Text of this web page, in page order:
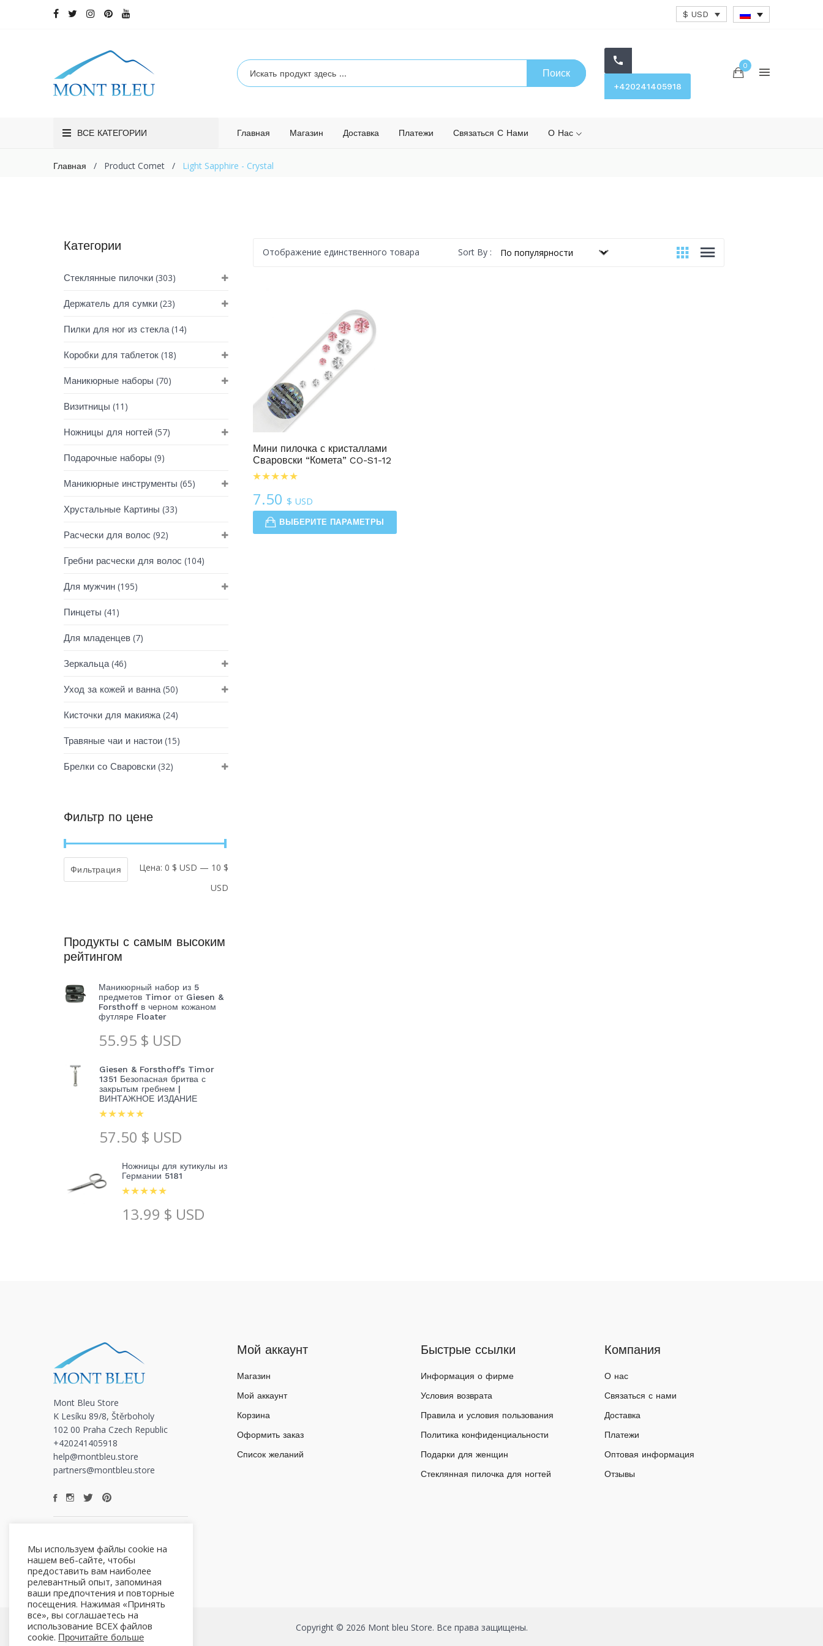
$ USD
Поиск
+420241405918
0
ВСЕ КАТЕГОРИИ Главная Магазин Доставка Платежи Связаться С Нами О Нас
Главная / Product Comet / Light Sapphire - Crystal
Категории
Стеклянные пилочки (303)
Держатель для сумки (23)
Пилки для ног из стекла (14)
Коробки для таблеток (18)
Маникюрные наборы (70)
Визитницы (11)
Ножницы для ногтей (57)
Подарочные наборы (9)
Маникюрные инструменты (65)
Хрустальные Картины (33)
Расчески для волос (92)
Гребни расчески для волос (104)
Для мужчин (195)
Пинцеты (41)
Для младенцев (7)
Зеркальца (46)
Уход за кожей и ванна (50)
Кисточки для макияжа (24)
Травяные чаи и настои (15)
Брелки со Сваровски (32)
Фильтр по цене
Фильтрация Цена: 0 $ USD — 10 $
USD
Продукты с самым высоким
рейтингом
Маникюрный набор из 5
предметов Timor от Giesen &
Forsthoff в черном кожаном
футляре Floater
55.95 $ USD
Giesen & Forsthoff's Timor
1351 Безопасная бритва с
закрытым гребнем |
ВИНТАЖНОЕ ИЗДАНИЕ
57.50 $ USD
Ножницы для кутикулы из
Германии 5181
13.99 $ USD
Отображение единственного товара Sort By :
Мини пилочка с кристаллами
Сваровски “Комета” CO-S1-12
7.50 $ USD
ВЫБЕРИТЕ ПАРАМЕТРЫ
Mont Bleu Store
K Lesíku 89/8, Štěrboholy
102 00 Praha Czech Republic
+420241405918
help@montbleu.store
partners@montbleu.store
Мой аккаунт
Магазин
Мой аккаунт
Корзина
Оформить заказ
Список желаний
Быстрые ссылки
Информация о фирме
Условия возврата
Правила и условия пользования
Политика конфиденциальности
Подарки для женщин
Стеклянная пилочка для ногтей
Компания
О нас
Связаться с нами
Доставка
Платежи
Оптовая информация
Отзывы
Copyright © 2026 Mont bleu Store. Все права защищены.
Мы используем файлы cookie на
нашем веб-сайте, чтобы
предоставить вам наиболее
релевантный опыт, запоминая
ваши предпочтения и повторные
посещения. Нажимая «Принять
все», вы соглашаетесь на
использование ВСЕХ файлов
cookie. Прочитайте больше